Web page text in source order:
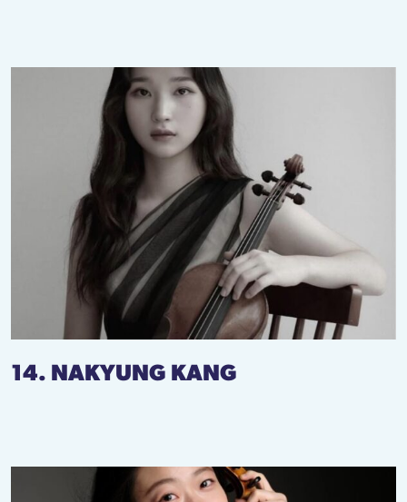
14. NAKYUNG KANG